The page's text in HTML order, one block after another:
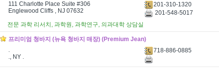
111 Charlotte Place Suite #306
Englewood Cliffs , NJ 07632
201-310-1320
201-548-5017
전문 과학 리서치, 과학원, 과학연구, 의과대학 상담실
프리미엄 청바지 (뉴욕 청바지 매장) (Premium Jean)
.
., NY .
718-886-0885